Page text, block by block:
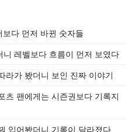
다 먼저 바뀐 숫자들
니 레벨보다 흐름이 먼저 보였다
라가 봤더니 보인 진짜 이야기
츠 팬에게는 시즌권보다 기록지
입어봤더니 기록이 달라졌다